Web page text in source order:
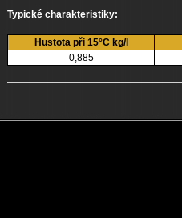
Typické charakteristiky:
Hustota při 15°C kg/l
0,885